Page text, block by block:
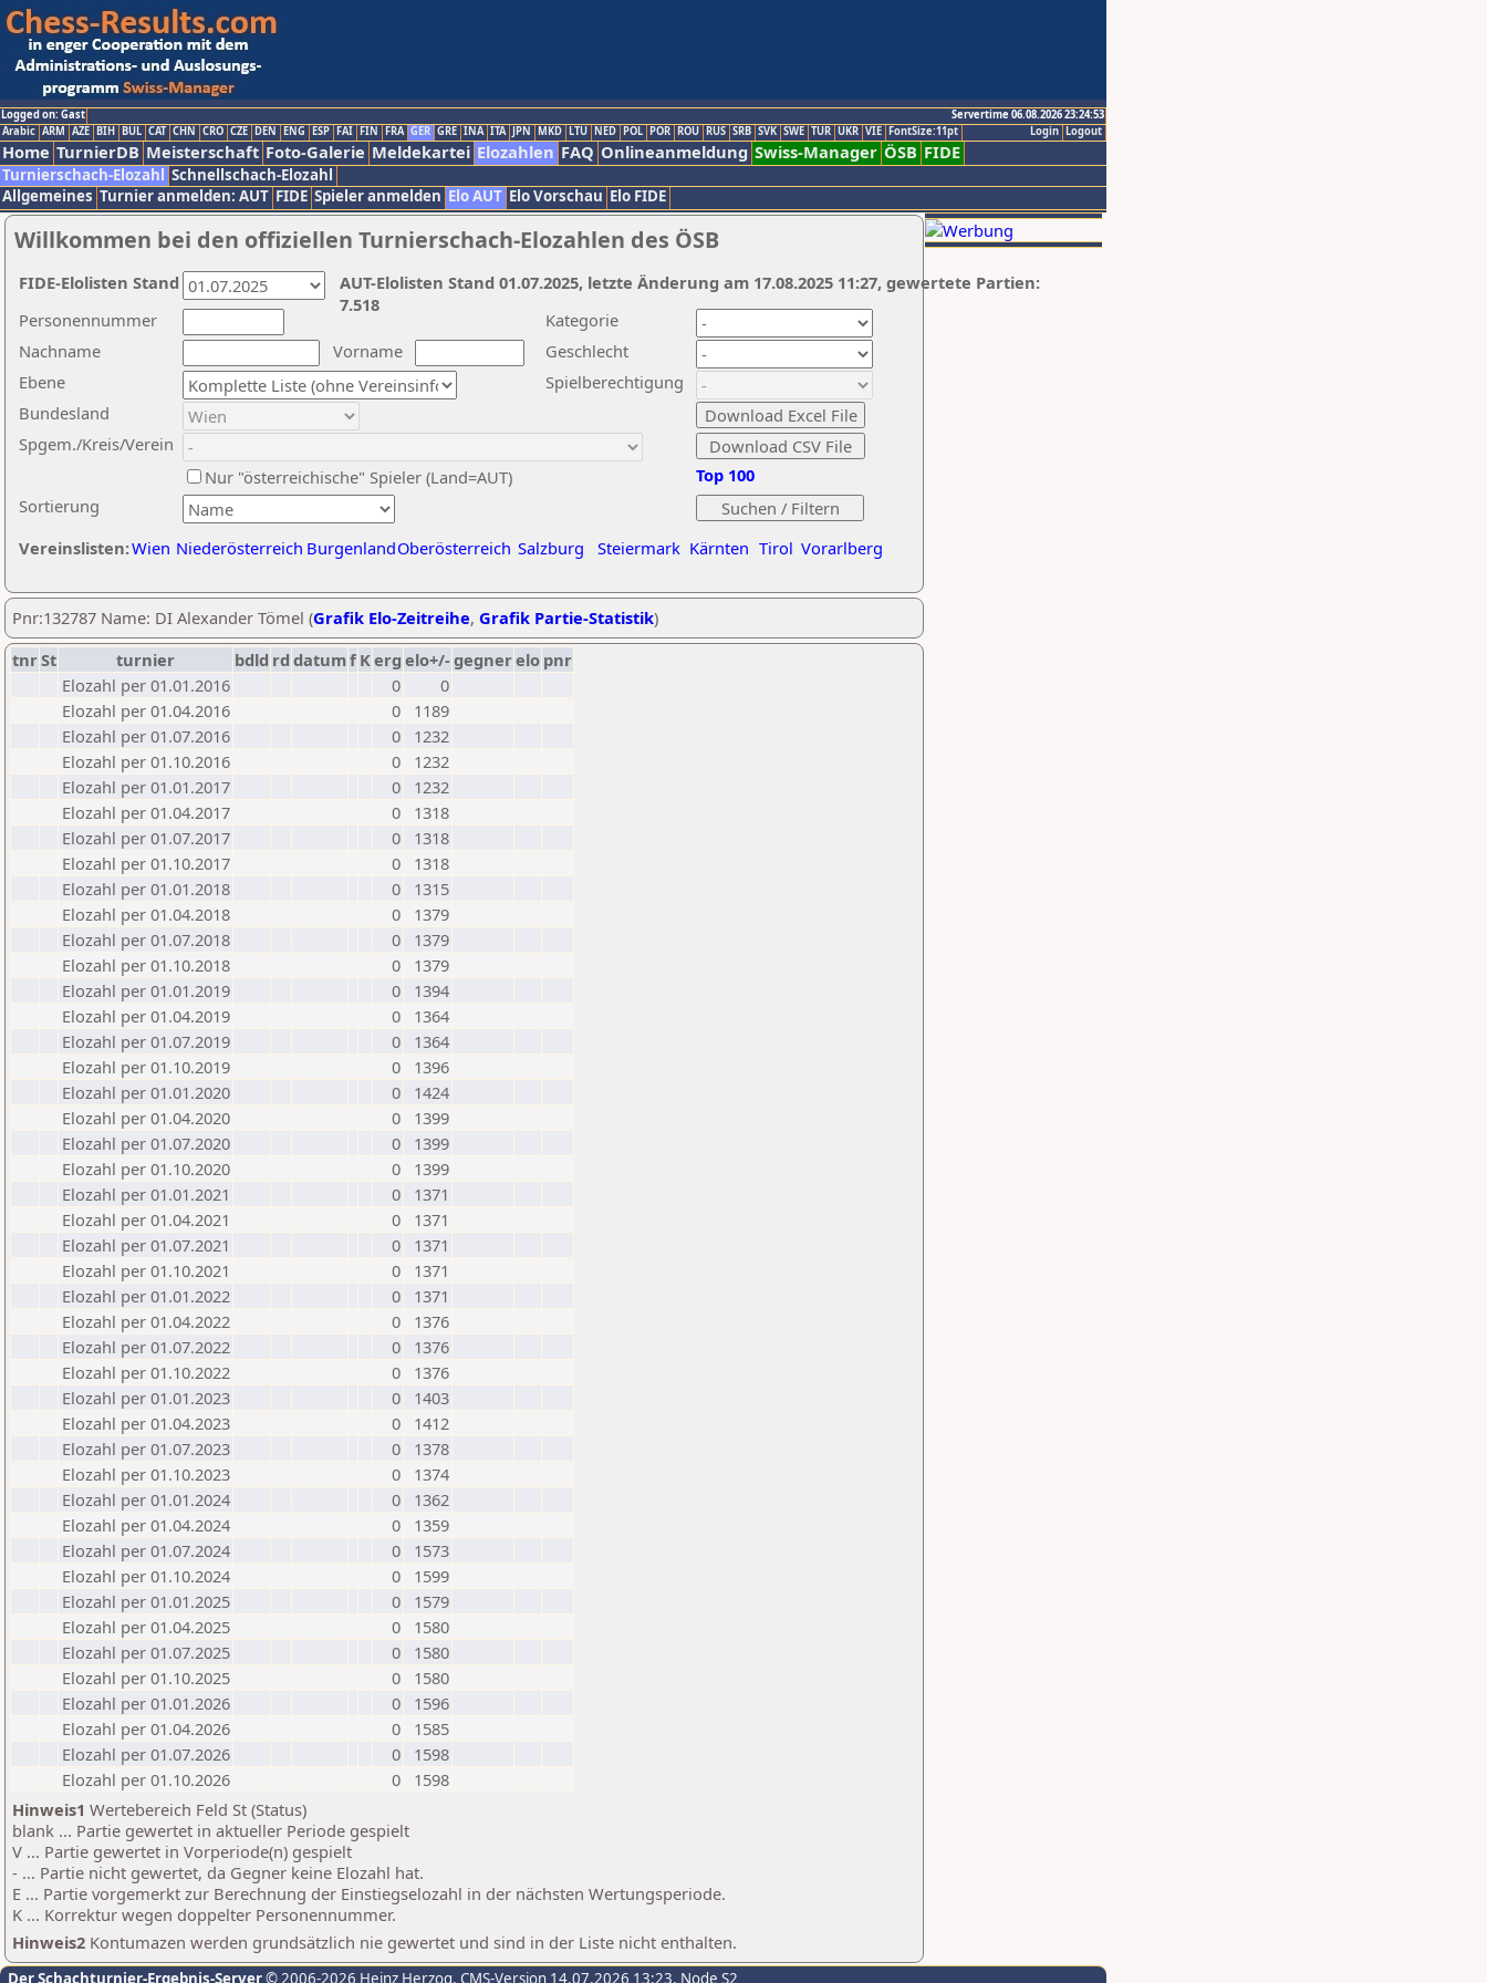
Logged on: Gast
Servertime 06.08.2026 23:24:53
Logout
Login
Arabic ARM AZE BIH BUL CAT CHN CRO CZE DEN ENG ESP FAI FIN FRA GER GRE INA ITA JPN MKD LTU NED POL POR ROU RUS SRB SVK SWE TUR UKR VIE FontSize:11pt
Home TurnierDB Meisterschaft Foto-Galerie Meldekartei Elozahlen FAQ Onlineanmeldung Swiss-Manager ÖSB FIDE
Turnierschach-Elozahl Schnellschach-Elozahl
Allgemeines Turnier anmelden: AUT FIDE Spieler anmelden Elo AUT Elo Vorschau Elo FIDE
Willkommen bei den offiziellen Turnierschach-Elozahlen des ÖSB
Nachname
Vorname
Ebene
Kategorie
Sortierung
Personennummer
Bundesland
Spgem./Kreis/Verein
Geschlecht
Nur "österreichische" Spieler (Land=AUT)
Spielberechtigung
Vereinslisten:Wien Niederösterreich BurgenlandOberösterreich Salzburg Steiermark Kärnten Tirol Vorarlberg
Top 100
AUT-Elolisten Stand 01.07.2025, letzte Änderung am 17.08.2025 11:27, gewertete Partien:
7.518
FIDE-Elolisten Stand
Pnr:132787 Name: DI Alexander Tömel (Grafik Elo-Zeitreihe, Grafik Partie-Statistik)
tnrSt turnier bdld rd datumf Kerg elo+/-gegnerelo pnr
Elozahl per 01.01.2016
0
0
Elozahl per 01.04.2016
0
1189
Elozahl per 01.07.2016
0
1232
Elozahl per 01.10.2016
0
1232
Elozahl per 01.01.2017
0
1232
Elozahl per 01.04.2017
0
1318
Elozahl per 01.07.2017
0
1318
Elozahl per 01.10.2017
0
1318
Elozahl per 01.01.2018
0
1315
Elozahl per 01.04.2018
0
1379
Elozahl per 01.07.2018
0
1379
Elozahl per 01.10.2018
0
1379
Elozahl per 01.01.2019
0
1394
Elozahl per 01.04.2019
0
1364
Elozahl per 01.07.2019
0
1364
Elozahl per 01.10.2019
0
1396
Elozahl per 01.01.2020
0
1424
Elozahl per 01.04.2020
0
1399
Elozahl per 01.07.2020
0
1399
Elozahl per 01.10.2020
0
1399
Elozahl per 01.01.2021
0
1371
Elozahl per 01.04.2021
0
1371
Elozahl per 01.07.2021
0
1371
Elozahl per 01.10.2021
0
1371
Elozahl per 01.01.2022
0
1371
Elozahl per 01.04.2022
0
1376
Elozahl per 01.07.2022
0
1376
Elozahl per 01.10.2022
0
1376
Elozahl per 01.01.2023
0
1403
Elozahl per 01.04.2023
0
1412
Elozahl per 01.07.2023
0
1378
Elozahl per 01.10.2023
0
1374
Elozahl per 01.01.2024
0
1362
Elozahl per 01.04.2024
0
1359
Elozahl per 01.07.2024
0
1573
Elozahl per 01.10.2024
0
1599
Elozahl per 01.01.2025
0
1579
Elozahl per 01.04.2025
0
1580
Elozahl per 01.07.2025
0
1580
Elozahl per 01.10.2025
0
1580
Elozahl per 01.01.2026
0
1596
Elozahl per 01.04.2026
0
1585
Elozahl per 01.07.2026
0
1598
Elozahl per 01.10.2026
0
1598
Hinweis1 Wertebereich Feld St (Status)
blank ... Partie gewertet in aktueller Periode gespielt
V ... Partie gewertet in Vorperiode(n) gespielt
- ... Partie nicht gewertet, da Gegner keine Elozahl hat.
E ... Partie vorgemerkt zur Berechnung der Einstiegselozahl in der nächsten Wertungsperiode.
K ... Korrektur wegen doppelter Personennummer.
Hinweis2 Kontumazen werden grundsätzlich nie gewertet und sind in der Liste nicht enthalten.
Der Schachturnier-Ergebnis-Server© 2006-2026 Heinz Herzog, CMS-Version 14.07.2026 13:23, Node S2